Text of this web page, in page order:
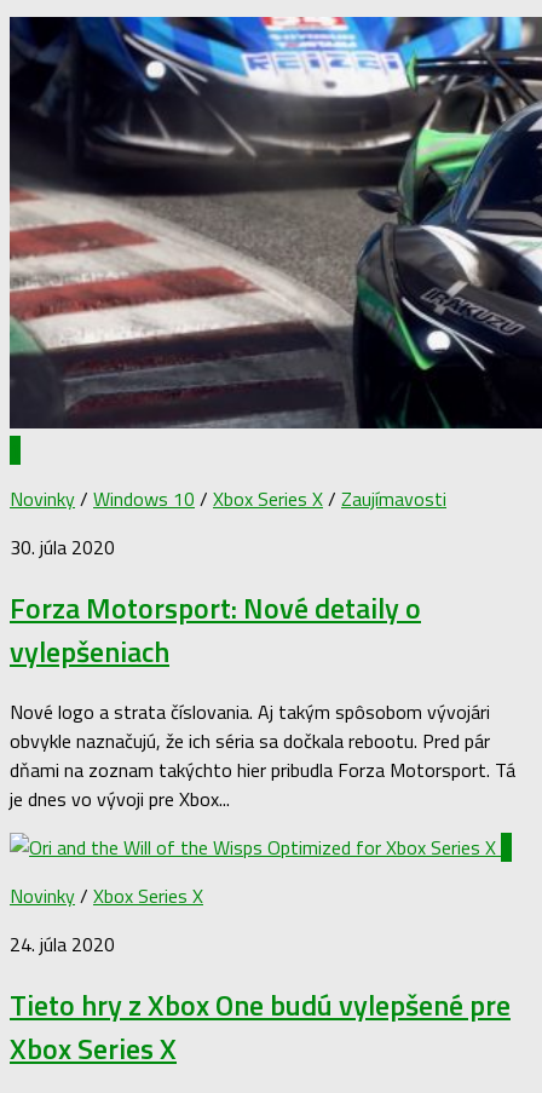
Novinky/ Windows 10 / Xbox Series X/ Zaujímavosti
30. júla 2020
Forza Motorsport: Nové detaily o
vylepšeniach
Nové logo a strata číslovania. Aj takým spôsobom vývojári
obvykle naznačujú, že ich séria sa dočkala rebootu. Pred pár
dňami na zoznam takýchto hier pribudla Forza Motorsport. Tá
je dnes vo vývoji pre Xbox...
Novinky/ Xbox Series X
24. júla 2020
Tieto hry z Xbox One budú vylepšené pre
Xbox Series X